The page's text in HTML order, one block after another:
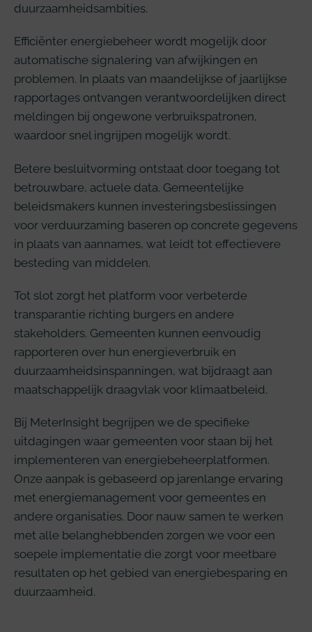
duurzaamheidsambities.
Efficiënter energiebeheer wordt mogelijk door
automatische signalering van afwijkingen en
problemen. In plaats van maandelijkse of jaarlijkse
rapportages ontvangen verantwoordelijken direct
meldingen bij ongewone verbruikspatronen,
waardoor snel ingrijpen mogelijk wordt.
Betere besluitvorming ontstaat door toegang tot
betrouwbare, actuele data. Gemeentelijke
beleidsmakers kunnen investeringsbeslissingen
voor verduurzaming baseren op concrete gegevens
in plaats van aannames, wat leidt tot effectievere
besteding van middelen.
Tot slot zorgt het platform voor verbeterde
transparantie richting burgers en andere
stakeholders. Gemeenten kunnen eenvoudig
rapporteren over hun energieverbruik en
duurzaamheidsinspanningen, wat bijdraagt aan
maatschappelijk draagvlak voor klimaatbeleid.
Bij MeterInsight begrijpen we de specifieke
uitdagingen waar gemeenten voor staan bij het
implementeren van energiebeheerplatformen.
Onze aanpak is gebaseerd op jarenlange ervaring
met energiemanagement voor gemeentes en
andere organisaties. Door nauw samen te werken
met alle belanghebbenden zorgen we voor een
soepele implementatie die zorgt voor meetbare
resultaten op het gebied van energiebesparing en
duurzaamheid.